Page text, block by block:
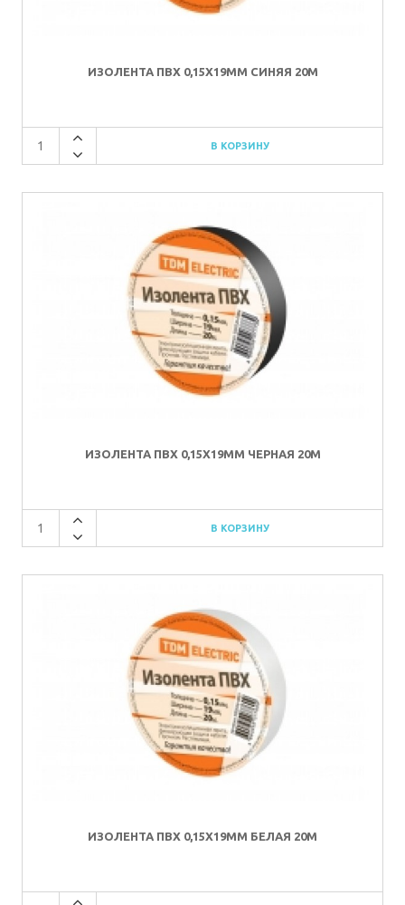
ИЗОЛЕНТА ПВХ 0,15Х19ММ СИНЯЯ 20М
ИЗОЛЕНТА ПВХ 0,15Х19ММ ЧЕРНАЯ 20М
ИЗОЛЕНТА ПВХ 0,15Х19ММ БЕЛАЯ 20М